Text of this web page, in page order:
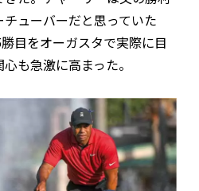
ューバーだと思っていた
目をオーガスタで実際に目
も急激に高まった。